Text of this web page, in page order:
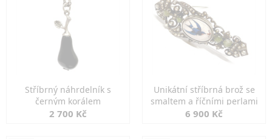
Stříbrný náhrdelník s
černým korálem
2 700 Kč
Unikátní stříbrná brož se
smaltem a říčními perlami
6 900 Kč